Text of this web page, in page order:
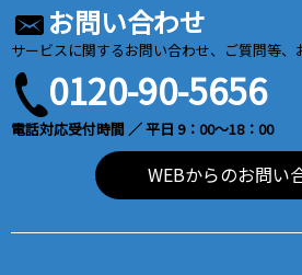
お問い合わせ
サービスに関するお問い合わせ、ご質問等
0120-90-5656
電話対応受付時間 ／ 平日 9：00～18：00
WEBからのお問い